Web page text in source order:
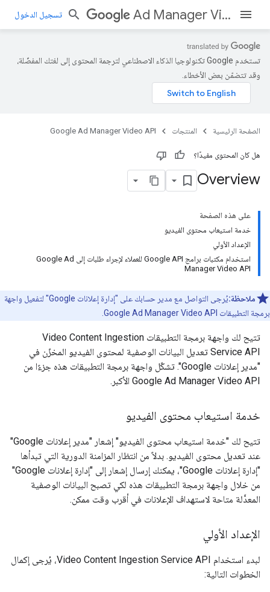
Ad Manager Video API تسجيل الدخول
تستخدم Google تكنولوجيا الذكاء الاصطناعي لترجمة المحتوى إلى لغتك المفضّلة،
وقد تتضمّن بعض الأخطاء.
الصفحة الرئيسية المنتجات Google Ad Manager Video API
هل كان المحتوى مفيدًا؟
Overview
على هذه الصفحة
خدمة استيعاب محتوى الفيديو
الإعداد الأولي
استخدام مكتبات برامج Google API للعملاء لإجراء طلبات إلى Google Ad
Manager Video API
ملاحظة:
يُرجى التواصل مع مدير حسابك على "إدارة إعلانات Google" لتفعيل واجهة
برمجة التطبيقات Google Ad Manager Video API.
تتيح لك واجهة برمجة التطبيقات Video Content Ingestion
Service API تعديل البيانات الوصفية لمحتوى الفيديو المخزّن في
"مدير إعلانات Google". تشكّل واجهة برمجة التطبيقات هذه جزءًا من
Google Ad Manager Video API الأكبر.
خدمة استيعاب محتوى الفيديو
تتيح لك "خدمة استيعاب محتوى الفيديو" إشعار "مدير إعلانات Google"
عند تعديل محتوى الفيديو. بدلاً من انتظار المزامنة الدورية التي تبدأها
"إدارة إعلانات Google"، يمكنك إرسال إشعار إلى "إدارة إعلانات Google"
من خلال واجهة برمجة التطبيقات هذه لكي تصبح البيانات الوصفية
المعدَّلة متاحة لاستهداف الإعلانات في أقرب وقت ممكن.
الإعداد الأولي
لبدء استخدام Video Content Ingestion Service API، يُرجى إكمال
الخطوات التالية: